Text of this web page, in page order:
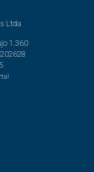
Ltda
1.360